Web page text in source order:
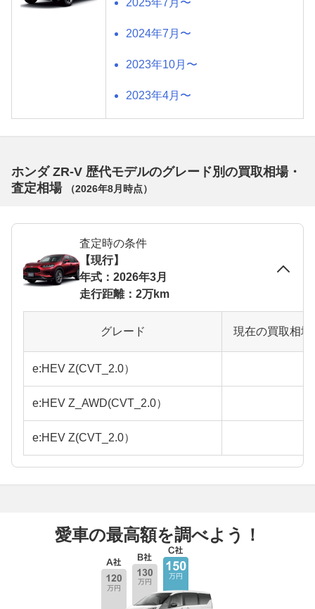
2025年7月〜
2024年7月〜
2023年10月〜
2023年4月〜
ホンダ ZR-V 歴代モデルのグレード別の買取相場・
査定相場
（2026年8月 時点）
査定時の条件
【現行】
年式：2026年3月
走行距離：2万km
グレード 現在の買取相
e:HEV Z(CVT_2.0）
e:HEV Z_AWD(CVT_2.0）
e:HEV Z(CVT_2.0）
愛車の最高額を調べよう！